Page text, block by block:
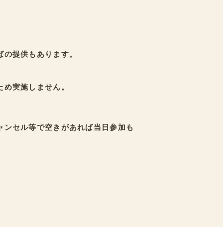
提供もあります。
実施しません。
セル等で空きがあれば当日参加も